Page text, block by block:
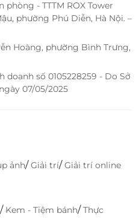
món ăn đặc sắc của
hợp lý và nhiều ưu đãi
phòng - TTTM ROX Tower
phường Phú Diễn, Hà Nội. –
Hoàng, phường Bình Trưng,
số 0105228259 - Do Sở
07/05/2025
ảnh/Giải trí/Giải trí online
/ Kem - Tiệm bánh/Thực